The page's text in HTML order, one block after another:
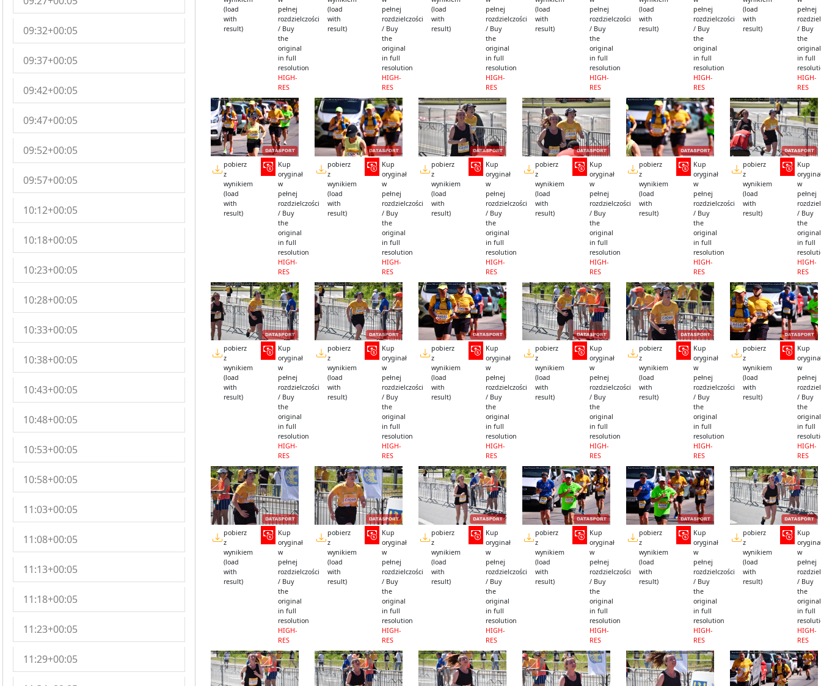
09:32+00:05
09:37+00:05
09:42+00:05
09:47+00:05
09:52+00:05
09:57+00:05
10:12+00:05
10:18+00:05
10:23+00:05
10:28+00:05
10:33+00:05
10:38+00:05
10:43+00:05
10:48+00:05
10:53+00:05
10:58+00:05
11:03+00:05
11:08+00:05
11:13+00:05
11:18+00:05
11:23+00:05
11:29+00:05
(load
with
result)
pełnej
rozdzielczości
/ Buy
the
original
in full
resolution
HIGH-
RES
(load
with
result)
pełnej
rozdzielczości
/ Buy
the
original
in full
resolution
HIGH-
RES
(load
with
result)
pełnej
rozdzielczości
/ Buy
the
original
in full
resolution
HIGH-
RES
(load
with
result)
pełnej
rozdzielczości
/ Buy
the
original
in full
resolution
HIGH-
RES
(load
with
result)
pełnej
rozdzielczości
/ Buy
the
original
in full
resolution
HIGH-
RES
(load
with
result)
pełnej
/ Buy
the
original
in full
HIGH-
RES
pobierz
z
wynikiem
(load
with
result)
Kup
oryginał
w
pełnej
rozdzielczości
/ Buy
the
original
in full
resolution
HIGH-
RES
pobierz
z
wynikiem
(load
with
result)
Kup
oryginał
w
pełnej
rozdzielczości
/ Buy
the
original
in full
resolution
HIGH-
RES
pobierz
z
wynikiem
(load
with
result)
Kup
oryginał
w
pełnej
rozdzielczości
/ Buy
the
original
in full
resolution
HIGH-
RES
pobierz
z
wynikiem
(load
with
result)
Kup
oryginał
w
pełnej
rozdzielczości
/ Buy
the
original
in full
resolution
HIGH-
RES
pobierz
z
wynikiem
(load
with
result)
Kup
oryginał
w
pełnej
rozdzielczości
/ Buy
the
original
in full
resolution
HIGH-
RES
pobierz
z
wynikiem
(load
with
result)
Kup
w
pełnej
/ Buy
the
original
in full
HIGH-
RES
pobierz
z
wynikiem
(load
with
result)
Kup
oryginał
w
pełnej
rozdzielczości
/ Buy
the
original
in full
resolution
HIGH-
RES
pobierz
z
wynikiem
(load
with
result)
Kup
oryginał
w
pełnej
rozdzielczości
/ Buy
the
original
in full
resolution
HIGH-
RES
pobierz
z
wynikiem
(load
with
result)
Kup
oryginał
w
pełnej
rozdzielczości
/ Buy
the
original
in full
resolution
HIGH-
RES
pobierz
z
wynikiem
(load
with
result)
Kup
oryginał
w
pełnej
rozdzielczości
/ Buy
the
original
in full
resolution
HIGH-
RES
pobierz
z
wynikiem
(load
with
result)
Kup
oryginał
w
pełnej
rozdzielczości
/ Buy
the
original
in full
resolution
HIGH-
RES
pobierz
z
wynikiem
(load
with
result)
Kup
w
pełnej
/ Buy
the
original
in full
HIGH-
RES
pobierz
z
wynikiem
(load
with
result)
Kup
oryginał
w
pełnej
rozdzielczości
/ Buy
the
original
in full
resolution
HIGH-
RES
pobierz
z
wynikiem
(load
with
result)
Kup
oryginał
w
pełnej
rozdzielczości
/ Buy
the
original
in full
resolution
HIGH-
RES
pobierz
z
wynikiem
(load
with
result)
Kup
oryginał
w
pełnej
rozdzielczości
/ Buy
the
original
in full
resolution
HIGH-
RES
pobierz
z
wynikiem
(load
with
result)
Kup
oryginał
w
pełnej
rozdzielczości
/ Buy
the
original
in full
resolution
HIGH-
RES
pobierz
z
wynikiem
(load
with
result)
Kup
oryginał
w
pełnej
rozdzielczości
/ Buy
the
original
in full
resolution
HIGH-
RES
pobierz
z
wynikiem
(load
with
result)
Kup
w
pełnej
/ Buy
the
original
in full
HIGH-
RES